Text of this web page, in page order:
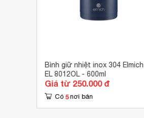
Bình giữ nhiệt inox 304 Elmich
EL 8012OL - 600ml
Giá từ 250.000 đ
Có 5 nơi bán